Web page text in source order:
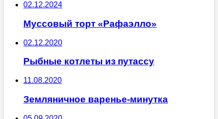
02.12.2024
Муссовый торт «Рафаэлло»
02.12.2020
Рыбные котлеты из путассу
11.08.2020
Земляничное варенье-минутка